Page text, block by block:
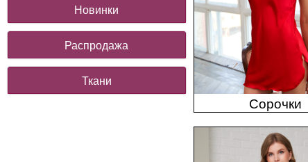
Новинки
Распродажа
Ткани
Сорочки